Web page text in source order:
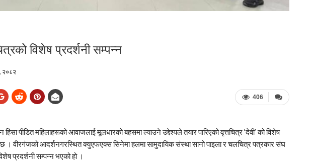
विशेष प्रदर्शनी सम्पन्न
२०८२
406
हिंसा पीडित महिलाहरूको आवाजलाई मूलधारको बहसमा ल्याउने उद्देश्यले तयार पारिएको वृत्तचित्र ‘देवी’ को विशेष
छ । वीरगंजको आदर्शनगरस्थित क्युएफएक्स सिनेमा हलमा सामुदायिक संस्था सानो पाइला र चलचित्र पत्रकार संघ
प्रदर्शनी सम्पन्न भएको हो ।